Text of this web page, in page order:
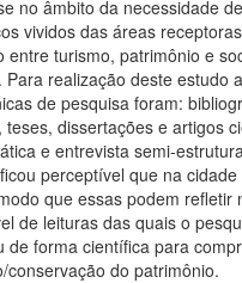
no âmbito da necessidade
vividos das áreas
entre turismo, patrimônio e
Para realização deste
de pesquisa foram:
teses, dissertações e artigos
e entrevista semi-
perceptível que na
que essas podem
de leituras das quais o
de forma científica para
conservação do patrimônio.